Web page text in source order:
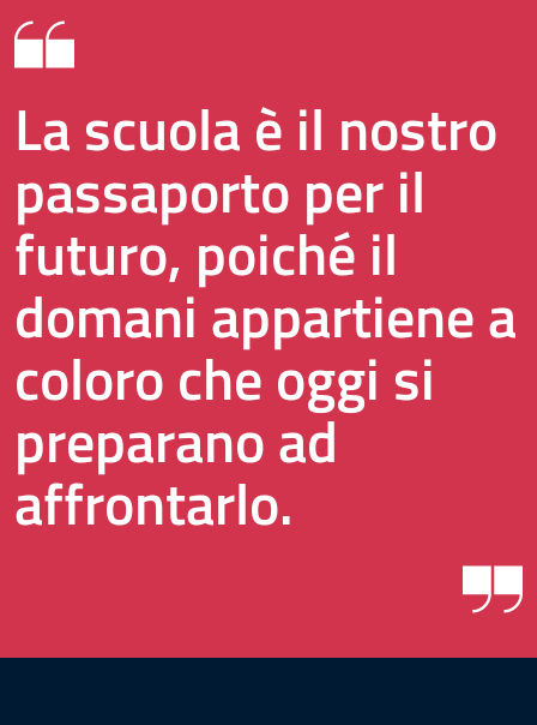
La scuola è il nostro
passaporto per il
futuro, poiché il
domani appartiene a
coloro che oggi si
preparano ad
affrontarlo.